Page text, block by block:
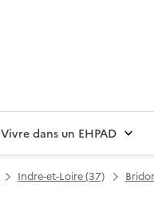
Vivre dans un EHPAD
Indre-et-Loire (37)